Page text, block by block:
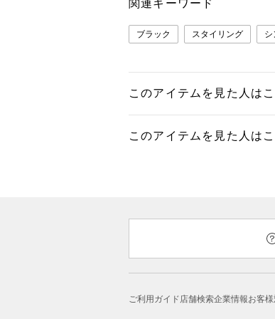
関連キーワード
ブラック スタイリング シ
このアイテムを見た人は
このアイテムを見た人は
ご利用ガイド店舗検索企業情報お客